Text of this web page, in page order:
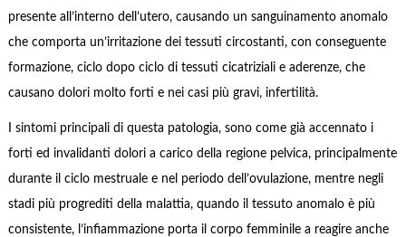
presente all’interno dell’utero, causando un sanguinamento anomalo
che comporta un’irritazione dei tessuti circostanti, con conseguente
formazione, ciclo dopo ciclo di tessuti cicatriziali e aderenze, che
causano dolori molto forti e nei casi più gravi, infertilità.
I sintomi principali di questa patologia, sono come già accennato i
forti ed invalidanti dolori a carico della regione pelvica, principalmente
durante il ciclo mestruale e nel periodo dell’ovulazione, mentre negli
stadi più progrediti della malattia, quando il tessuto anomalo è più
consistente, l’infiammazione porta il corpo femminile a reagire anche